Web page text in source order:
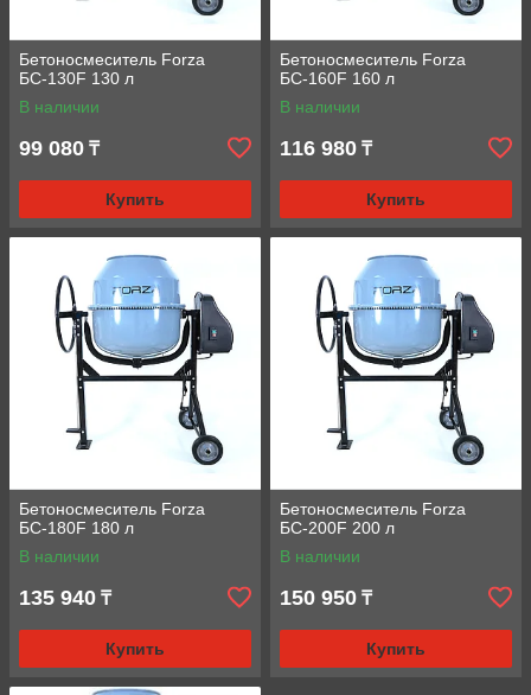
Бетоносмеситель Forza
БС-130F 130 л
В наличии
99 080 ₸
Купить
Бетоносмеситель Forza
БС-160F 160 л
В наличии
116 980 ₸
Купить
Бетоносмеситель Forza
БС-180F 180 л
В наличии
135 940 ₸
Купить
Бетоносмеситель Forza
БС-200F 200 л
В наличии
150 950 ₸
Купить